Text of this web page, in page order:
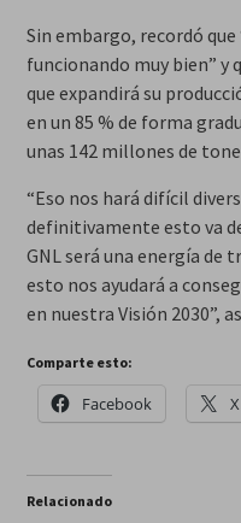
Sin embargo, recordó
funcionando muy bien” y
que expandirá su
en un 85 % de forma
unas 142 millones de
“Eso nos hará difícil
definitivamente esto va
GNL será una energía
esto nos ayudará a
en nuestra Visión 2030”,
Comparte esto:
Facebook X
Relacionado